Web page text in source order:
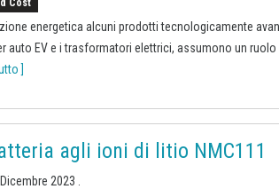
Cost
energetica alcuni prodotti tecnologicamente
auto EV e i trasformatori elettrici, assumono un ruolo
]
agli ioni di litio NMC111
2023